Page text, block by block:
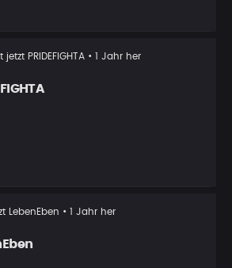
jetzt PRIDEFIGHTA • 1 Jahr her
LebenEben • 1 Jahr her